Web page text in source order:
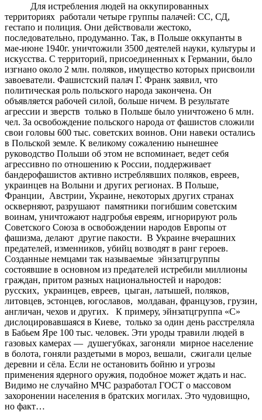
Для истребления людей на оккупированных
территориях работали четыре группы палачей: СС, СД,
гестапо и полиция. Они действовали жестоко,
последовательно, продуманно. Так, в Польше оккупанты в
мае-июне 1940г. уничтожили 3500 деятелей науки, культуры и
искусства. С территорий, присоединенных к Германии, было
изгнано около 2 млн. поляков, имущество которых присвоили
завоеватели. Фашистский палач Г. Франк заявил, что
политическая роль польского народа закончена. Он
объявляется рабочей силой, больше ничем. В результате
агрессии и зверств только в Польше было уничтожено 6 млн.
чел. За освобождение польского народа от фашистов сложили
свои головы 600 тыс. советских воинов. Они навеки остались
в Польской земле. К великому сожалению нынешнее
руководство Польши об этом не вспоминает, ведет себя
агрессивно по отношению к России, поддерживает
бандерофашистов активно истреблявших поляков, евреев,
украинцев на Волыни и других регионах. В Польше,
Франции, Австрии, Украине, некоторых других странах
оскверняют, разрушают памятники погибшим советским
воинам, уничтожают надгробья евреям, игнорируют роль
Советского Союза в освобождении народов Европы от
фашизма, делают другие пакости. В Украине вчерашних
предателей, изменников, убийц возводят в ранг героев.
Созданные немцами так называемые эйнзатцгруппы
состоявшие в основном из предателей истребили миллионы
граждан, притом разных национальностей и народов:
русских, украинцев, евреев, цыган, латышей, поляков,
литовцев, эстонцев, югославов, молдаван, французов, грузин,
англичан, чехов и других. К примеру, эйнзатцгруппа «С»
дислоцировавшаяся в Киеве, только за один день расстреляла
в Бабьем Яре 100 тыс. человек. Эти уроды травили людей в
газовых камерах — душегубках, загоняли мирное население
в болота, гоняли раздетыми в мороз, вешали, сжигали целые
деревни и сёла. Если не остановить бойню и угрозы
применения ядерного оружия, подобное может ждать и нас.
Видимо не случайно МЧС разработал ГОСТ о массовом
захоронении населения в братских могилах. Это чудовищно,
но факт…